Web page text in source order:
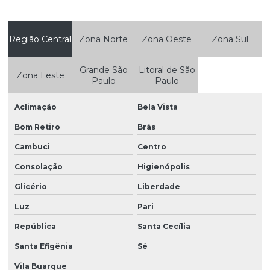
Módulos habitacionais no espírito santo
Módulos habitacionais personalizados
Módulos habitacionais preço
Projetos e fabricação modular
Reforma de container
Soluções em containers
Soluções modulares sob medida
Tiny houses
Venda container espírito santo
Região Central Zona Norte Zona Oeste Zona Sul
Zona Leste
Grande São
Paulo
Litoral de São
Paulo
Aclimação Bela Vista
Bom Retiro Brás
Cambuci Centro
Consolação Higienópolis
Glicério Liberdade
Luz Pari
República Santa Cecília
Santa Efigênia Sé
Vila Buarque